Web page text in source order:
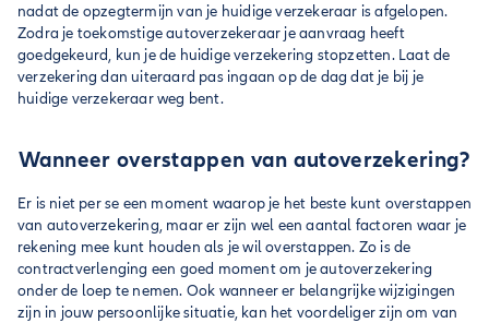
nadat de opzegtermijn van je huidige verzekeraar is afgelopen.
Zodra je toekomstige autoverzekeraar je aanvraag heeft
goedgekeurd, kun je de huidige verzekering stopzetten. Laat de
verzekering dan uiteraard pas ingaan op de dag dat je bij je
huidige verzekeraar weg bent.
Wanneer overstappen van autoverzekering?
Er is niet per se een moment waarop je het beste kunt overstappen
van autoverzekering, maar er zijn wel een aantal factoren waar je
rekening mee kunt houden als je wil overstappen. Zo is de
contractverlenging een goed moment om je autoverzekering
onder de loep te nemen. Ook wanneer er belangrijke wijzigingen
zijn in jouw persoonlijke situatie, kan het voordeliger zijn om van